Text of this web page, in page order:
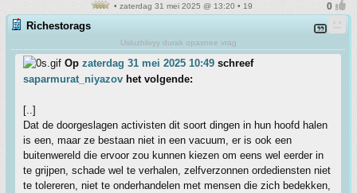
• zaterdag 31 mei 2025 @ 13:20 • 19
Richestorags
Usluzhlivyy durak opasnee vrag
Op zaterdag 31 mei 2025 10:49 schreef
saparmurat_niyazov het volgende:
[..]
Dat de doorgeslagen activisten dit soort dingen in hun hoofd halen
is een, maar ze bestaan niet in een vacuum, er is ook een
buitenwereld die ervoor zou kunnen kiezen om eens wel eerder in
te grijpen, schade wel te verhalen, zelfverzonnen ordediensten niet
te tolereren, niet te onderhandelen met mensen die zich bedekken,